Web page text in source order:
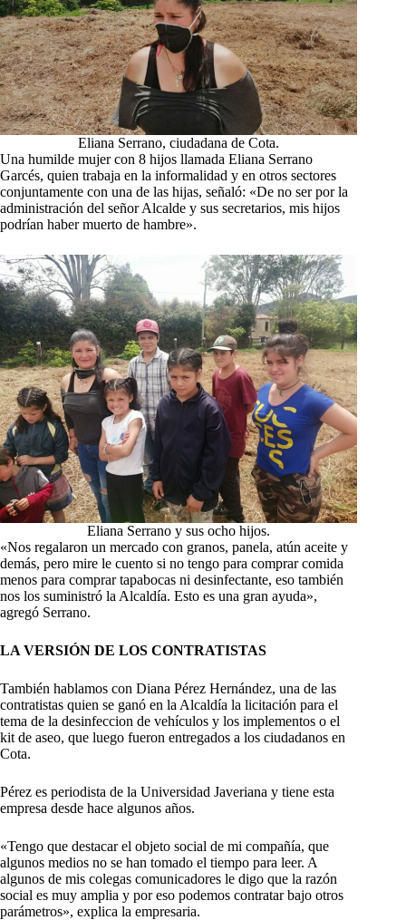
Eliana Serrano, ciudadana de Cota.
Una humilde mujer con 8 hijos llamada Eliana Serrano
Garcés, quien trabaja en la informalidad y en otros sectores
conjuntamente con una de las hijas, señaló: «De no ser por la
administración del señor Alcalde y sus secretarios, mis hijos
podrían haber muerto de hambre».
Eliana Serrano y sus ocho hijos.
«Nos regalaron un mercado con granos, panela, atún aceite y
demás, pero mire le cuento si no tengo para comprar comida
menos para comprar tapabocas ni desinfectante, eso también
nos los suministró la Alcaldía. Esto es una gran ayuda»,
agregó Serrano.
LA VERSIÓN DE LOS CONTRATISTAS
También hablamos con Diana Pérez Hernández, una de las
contratistas quien se ganó en la Alcaldía la licitación para el
tema de la desinfeccion de vehículos y los implementos o el
kit de aseo, que luego fueron entregados a los ciudadanos en
Cota.
Pérez es periodista de la Universidad Javeriana y tiene esta
empresa desde hace algunos años.
«Tengo que destacar el objeto social de mi compañía, que
algunos medios no se han tomado el tiempo para leer. A
algunos de mis colegas comunicadores le digo que la razón
social es muy amplia y por eso podemos contratar bajo otros
parámetros», explica la empresaria.